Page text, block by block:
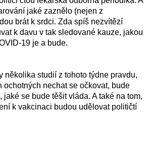
jaké zazněl o (nejen z
brát k srdci. Zda spíš nezvítězí
k davu v tak sledované kauze, jakou
19 je a bude.
několika studií z tohoto týdne pravdu,
ochotných nechat se očkovat, bude
, jaké se bude těšitvláda. Ataké na tom,
k vakcinaci budou udělovat političtí